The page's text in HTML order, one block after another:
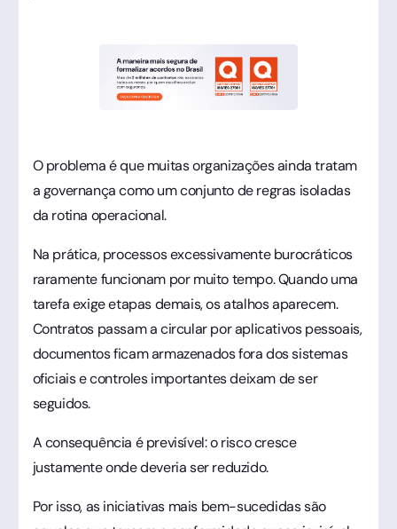
O problema é que muitas organizações ainda tratam
a governança como um conjunto de regras isoladas
da rotina operacional.
Na prática, processos excessivamente burocráticos
raramente funcionam por muito tempo. Quando uma
tarefa exige etapas demais, os atalhos aparecem.
Contratos passam a circular por aplicativos pessoais,
documentos ficam armazenados fora dos sistemas
oficiais e controles importantes deixam de ser
seguidos.
A consequência é previsível: o risco cresce
justamente onde deveria ser reduzido.
Por isso, as iniciativas mais bem-sucedidas são